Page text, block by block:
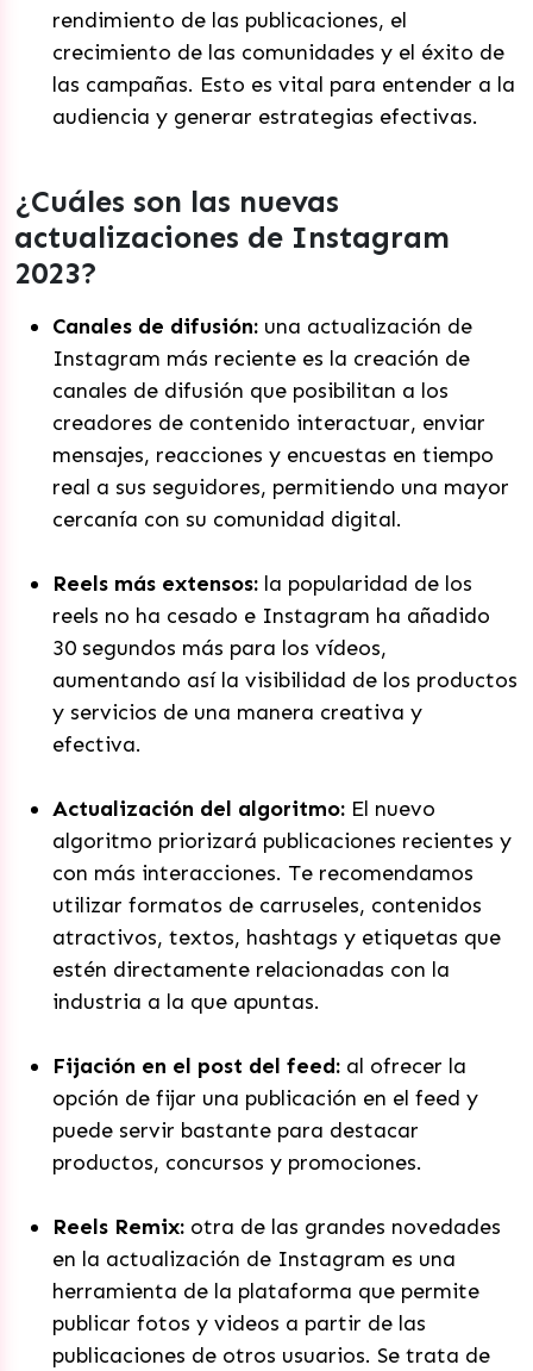
rendimiento de las publicaciones, el
crecimiento de las comunidades y el éxito de
las campañas. Esto es vital para entender a la
audiencia y generar estrategias efectivas.
¿Cuáles son las nuevas
actualizaciones de Instagram
2023?
Canales de difusión: una actualización de
Instagram más reciente es la creación de
canales de difusión que posibilitan a los
creadores de contenido interactuar, enviar
mensajes, reacciones y encuestas en tiempo
real a sus seguidores, permitiendo una mayor
cercanía con su comunidad digital.
Reels más extensos: la popularidad de los
reels no ha cesado e Instagram ha añadido
30 segundos más para los vídeos,
aumentando así la visibilidad de los productos
y servicios de una manera creativa y
efectiva.
Actualización del algoritmo: El nuevo
algoritmo priorizará publicaciones recientes y
con más interacciones. Te recomendamos
utilizar formatos de carruseles, contenidos
atractivos, textos, hashtags y etiquetas que
estén directamente relacionadas con la
industria a la que apuntas.
Fijación en el post del feed: al ofrecer la
opción de fijar una publicación en el feed y
puede servir bastante para destacar
productos, concursos y promociones.
Reels Remix: otra de las grandes novedades
en la actualización de Instagram es una
herramienta de la plataforma que permite
publicar fotos y videos a partir de las
publicaciones de otros usuarios. Se trata de